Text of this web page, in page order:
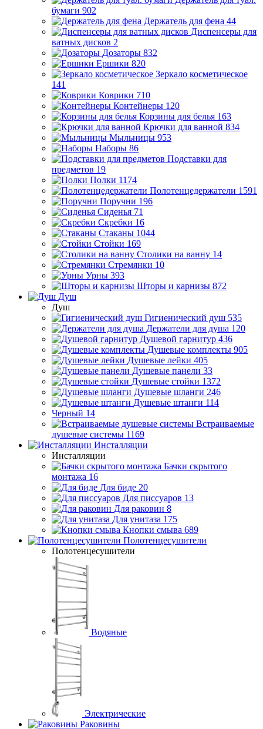
бумаги 902
Держатель для фена 44
Диспенсеры для
ватных дисков 2
Дозаторы 832
Ершики 820
Зеркало косметическое
141
Коврики 710
Контейнеры 120
Корзины для белья 163
Крючки для ванной 834
Мыльницы 953
Наборы 86
Подставки для
предметов 19
Полки 1174
Полотенцедержатели 1591
Поручни 196
Сиденья 71
Скребки 16
Стаканы 1044
Стойки 169
Столики на ванну 14
Стремянки 10
Урны 393
Шторы и карнизы 872
Душ
Душ
Гигиенический душ 535
Держатели для душа 120
Душевой гарнитур 436
Душевые комплекты 905
Душевые лейки 405
Душевые панели 33
Душевые стойки 1372
Душевые шланги 246
Душевые штанги 114
Черный 14
Встраиваемые
душевые системы 1169
Инсталляции
Инсталляции
Бачки скрытого
монтажа 16
Для биде 20
Для писсуаров 13
Для раковин 8
Для унитаза 175
Кнопки смыва 689
Полотенцесушители
Полотенцесушители
Водяные
Электрические
Раковины